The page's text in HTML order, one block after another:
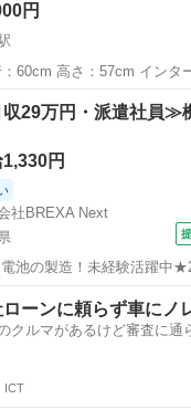
円
インターデコハウスのコン
アートなどを飾るのに使
田駅 テーブル コンソ
29万円・派遣社員≫
1,330円
社BREXA Next
池の製造！未経験活躍中
き1R寮完備！自宅からマ
度あり！《徳島県板野郡松茂町
チウ...
ローンに頼らず車にノ
クルマがあるけど審査に通
ICT